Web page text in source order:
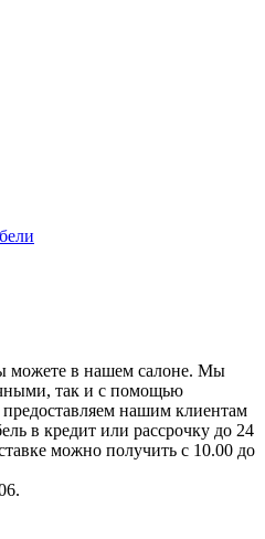
можете в нашем салоне. Мы
так и с помощью
нашим клиентам
в кредит или рассрочку до 24
можно получить с 10.00 до